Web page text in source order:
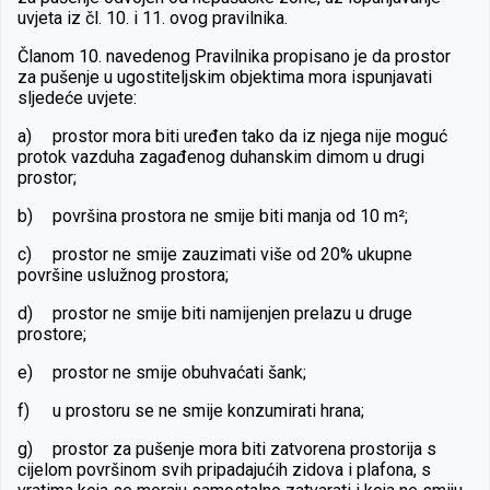
uvjeta iz čl. 10. i 11. ovog pravilnika.
Članom 10. navedenog Pravilnika propisano je da prostor
za pušenje u ugostiteljskim objektima mora ispunjavati
sljedeće uvjete:
a)
prostor mora biti uređen tako da iz njega nije moguć
protok vazduha zagađenog duhanskim dimom u drugi
prostor;
b)
površina prostora ne smije biti manja od 10 m²;
c)
prostor ne smije zauzimati više od 20% ukupne
površine uslužnog prostora;
d)
prostor ne smije biti namijenjen prelazu u druge
prostore;
e)
prostor ne smije obuhvaćati šank;
f)
u prostoru se ne smije konzumirati hrana;
g)
prostor za pušenje mora biti zatvorena prostorija s
cijelom površinom svih pripadajućih zidova i plafona, s